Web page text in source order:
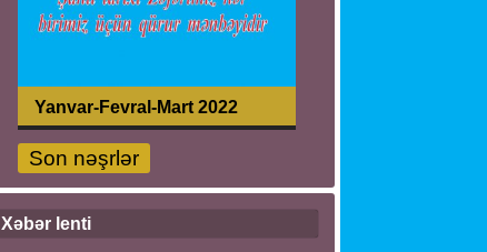
Yanvar-Fevral-Mart 2022
Son nəşrlər
Xəbər lenti